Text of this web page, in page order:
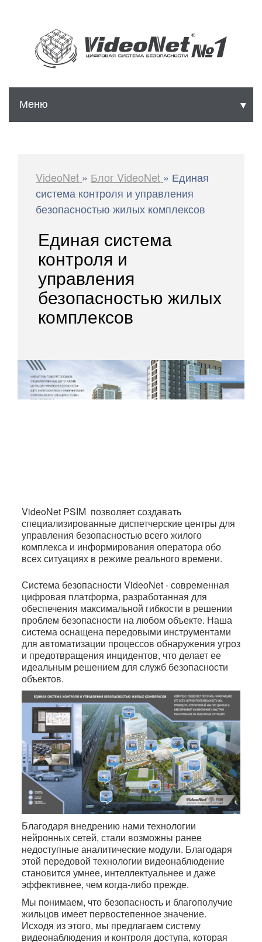
Меню ▼
▼
VideoNet » Блог VideoNet » Единая
система контроля и управления
безопасностью жилых комплексов
Единая система
контроля и
управления
безопасностью жилых
комплексов
VideoNet PSIM позволяет создавать
специализированные диспетчерские центры для
управления безопасностью всего жилого
комплекса и информирования оператора обо
всех ситуациях в режиме реального времени.
Система безопасности VideoNet - современная
цифровая платформа, разработанная для
обеспечения максимальной гибкости в решении
проблем безопасности на любом объекте. Наша
система оснащена передовыми инструментами
для автоматизации процессов обнаружения угроз
и предотвращения инцидентов, что делает ее
идеальным решением для служб безопасности
объектов.
Благодаря внедрению нами технологии
нейронных сетей, стали возможны ранее
недоступные аналитические модули. Благодаря
этой передовой технологии видеонаблюдение
становится умнее, интеллектуальнее и даже
эффективнее, чем когда-либо прежде.
Мы понимаем, что безопасность и благополучие
жильцов имеет первостепенное значение.
Исходя из этого, мы предлагаем систему
видеонаблюдения и контроля доступа, которая